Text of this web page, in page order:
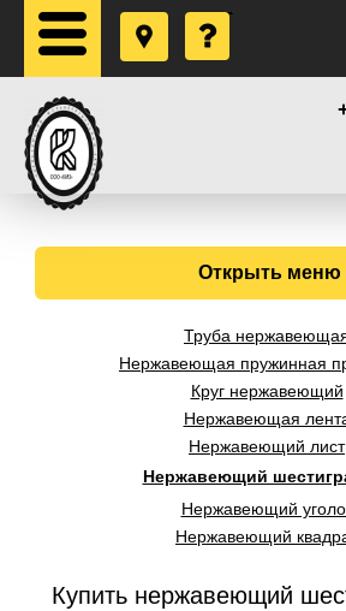
Открыть меню
Труба
Нержавеющая пружинная
Круг нержавеющий
Нержавеющая
Нержавеющий лист
Нержавеющий
Нержавеющий
Нержавеющий
Купить нержавеющий